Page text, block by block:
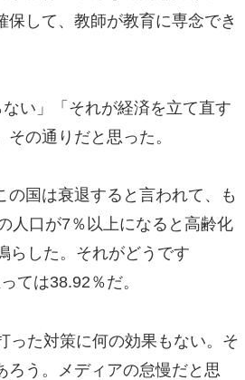
して、教師が教育に専念でき
い」「それが経済を立て直す
の通りだと思った。
国は衰退すると言われて、も
人口が7％以上になると高齢化
らした。それがどうです
ては38.92％だ。
った対策に何の効果もない。そ
う。メディアの怠慢だと思